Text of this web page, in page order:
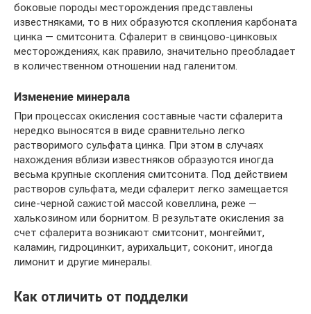
боковые породы месторождения представлены
известняками, то в них образуются скопления карбоната
цинка — смитсонита. Сфалерит в свинцово-цинковых
месторождениях, как правило, значительно преобладает
в количественном отношении над галенитом.
Изменение минерала
При процессах окисления составные части сфалерита
нередко выносятся в виде сравнительно легко
растворимого сульфата цинка. При этом в случаях
нахождения вблизи известняков образуются иногда
весьма крупные скопления смитсонита. Под действием
растворов сульфата, меди сфалерит легко замещается
сине-черной сажистой массой ковеллина, реже —
халькозином или борнитом. В результате окисления за
счет сфалерита возникают смитсонит, монгеймит,
каламин, гидроцинкит, аурихальцит, соконит, иногда
лимонит и другие минералы.
Как отличить от подделки